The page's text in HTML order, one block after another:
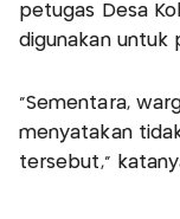
petugas Desa
digunakan untuk
"Sementara,
menyatakan
tersebut,"